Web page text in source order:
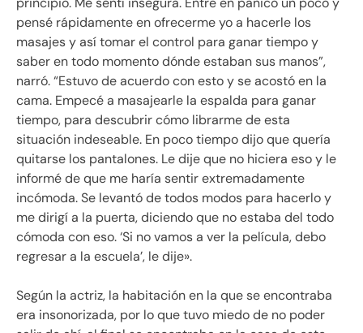
pensé rápidamente en ofrecerme yo a hacerle los
masajes y así tomar el control para ganar tiempo y
saber en todo momento dónde estaban sus manos”,
narró. “Estuvo de acuerdo con esto y se acostó en la
cama. Empecé a masajearle la espalda para ganar
tiempo, para descubrir cómo librarme de esta
situación indeseable. En poco tiempo dijo que quería
quitarse los pantalones. Le dije que no hiciera eso y le
informé de que me haría sentir extremadamente
incómoda. Se levantó de todos modos para hacerlo y
me dirigí a la puerta, diciendo que no estaba del todo
cómoda con eso. ‘Si no vamos a ver la película, debo
regresar a la escuela’, le dije».
Según la actriz, la habitación en la que se encontraba
era insonorizada, por lo que tuvo miedo de no poder